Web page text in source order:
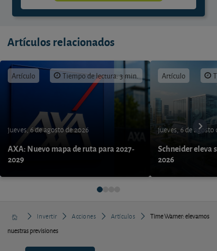
Artículos relacionados
Artículo Tiempo de lectura: 3 min.
jueves, 6 de agosto de 2026
AXA: Nuevo mapa de ruta para 2027-
2029
Artículo
jueves, 6 de agosto
Schneider eleva
2026
Invertir Acciones Artículos
Time Warner: elevamos
nuestras previsiones